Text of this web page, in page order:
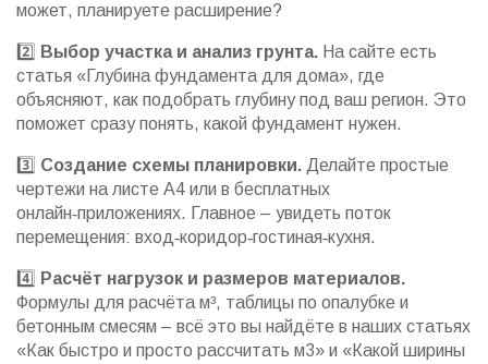
может, планируете расширение?
2️⃣ Выбор участка и анализ грунта. На сайте есть
статья «Глубина фундамента для дома», где
объясняют, как подобрать глубину под ваш регион. Это
поможет сразу понять, какой фундамент нужен.
3️⃣ Создание схемы планировки. Делайте простые
чертежи на листе А4 или в бесплатных
онлайн‑приложениях. Главное – увидеть поток
перемещения: вход‑коридор‑гостиная‑кухня.
4️⃣ Расчёт нагрузок и размеров материалов.
Формулы для расчёта м³, таблицы по опалубке и
бетонным смесям – всё это вы найдёте в наших статьях
«Как быстро и просто рассчитать м3» и «Какой ширины